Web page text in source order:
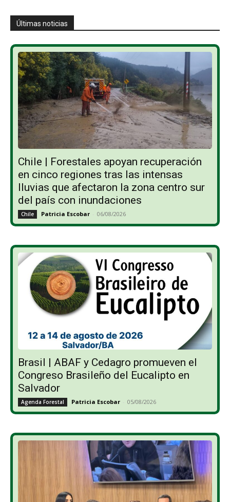
Últimas noticias
Chile | Forestales apoyan recuperación
en cinco regiones tras las intensas
lluvias que afectaron la zona centro sur
del país con inundaciones
Chile Patricia Escobar - 06/08/2026
Brasil | ABAF y Cedagro promueven el
Congreso Brasileño del Eucalipto en
Salvador
Agenda Forestal Patricia Escobar - 05/08/2026